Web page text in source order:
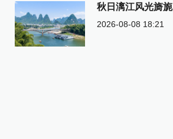
秋日漓江风光旖旎
2026-08-08 18:21